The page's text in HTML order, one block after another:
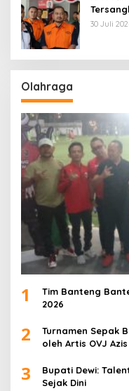
30 Juli
Olahraga
1
Tim Banteng
2026
2
Turnamen Sepak
oleh Artis OVJ
3
Bupati Dewi:
Sejak Dini